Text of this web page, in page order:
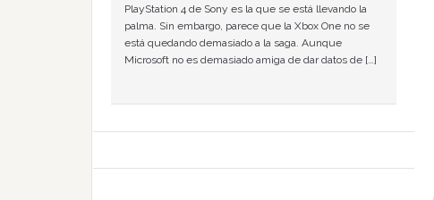
PlayStation 4 de Sony es la que se está llevando la
palma. Sin embargo, parece que la Xbox One no se
está quedando demasiado a la saga. Aunque
Microsoft no es demasiado amiga de dar datos de […]